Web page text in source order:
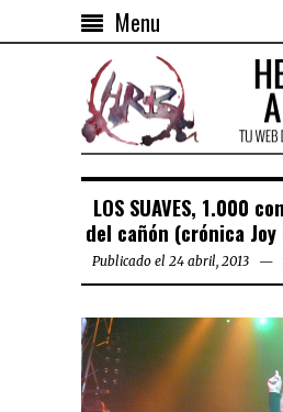
Menu
LOS SUAVES, 1.000
del cañón (crónica
Publicado el 24 abril, 2013